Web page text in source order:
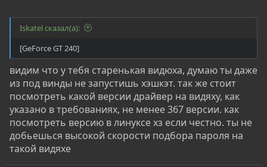
Iskatel сказал(а):
[GeForce GT 240]
видим что у тебя старенькая видюха, думаю ты даже
из под винды не запустишь хэшкэт. так же стоит
посмотреть какой версии драйвер на видяху, как
указано в требованиях, не менее 367 версии. как
посмотреть версию в линуксе хз если честно. ты не
добьешься высокой скорости подбора пароля на
такой видяхе